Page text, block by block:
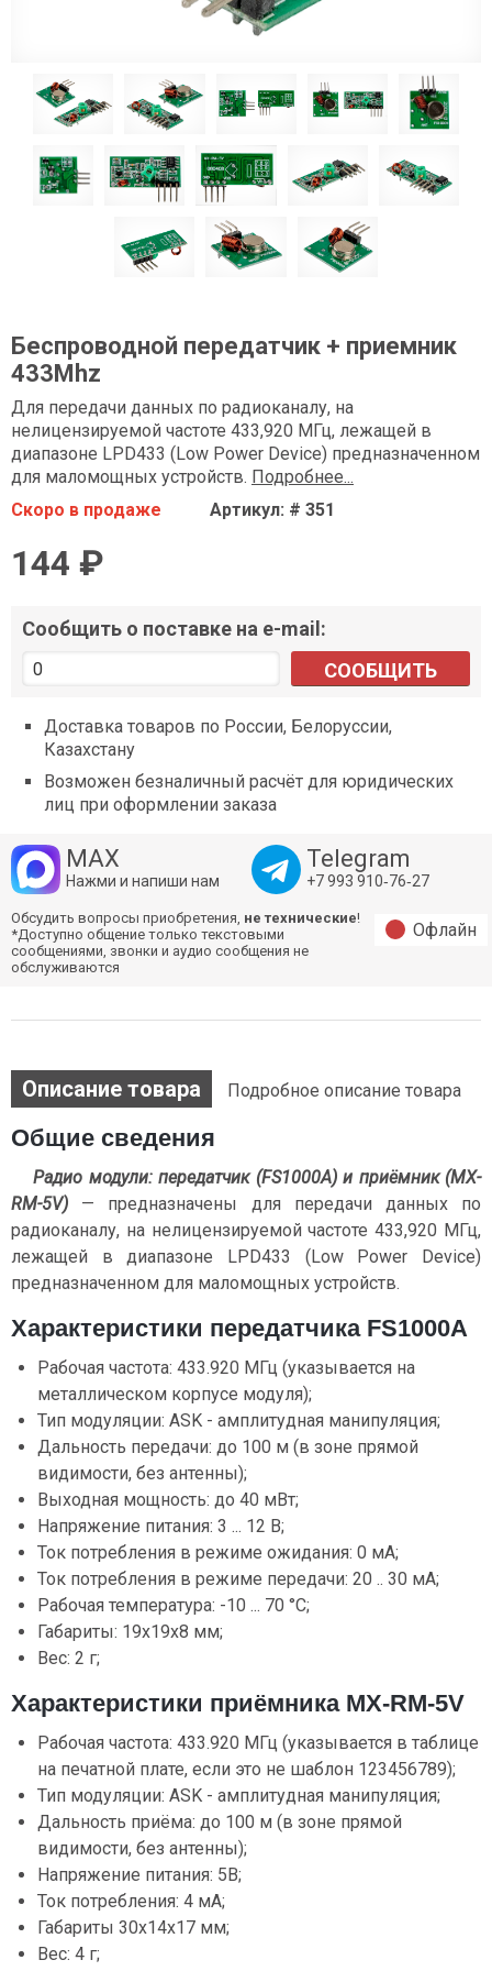
Беспроводной передатчик + приемник
433Mhz
Для передачи данных по радиоканалу, на
нелицензируемой частоте 433,920 МГц, лежащей в
диапазоне LPD433 (Low Power Device) предназначенном
для маломощных устройств. Подробнее...
Скоро в продаже
Артикул: # 351
144 ₽
Сообщить о поставке на e-mail:
СООБЩИТЬ
Доставка товаров по России, Белоруссии,
Казахстану
Возможен безналичный расчёт для юридических
лиц при оформлении заказа
MAX
Нажми и напиши нам
Telegram
+7 993 910‑76‑27
Обсудить вопросы приобретения, не технические!
*Доступно общение только текстовыми
сообщениями, звонки и аудио сообщения не
обслуживаются
Офлайн
Описание товара Подробное описание товара
Общие сведения
Радио модули: передатчик (FS1000A) и приёмник (MX-
RM-5V) — предназначены для передачи данных по
радиоканалу, на нелицензируемой частоте 433,920 МГц,
лежащей в диапазоне LPD433 (Low Power Device)
предназначенном для маломощных устройств.
Характеристики передатчика FS1000A
Рабочая частота: 433.920 МГц (указывается на
металлическом корпусе модуля);
Тип модуляции: ASK - амплитудная манипуляция;
Дальность передачи: до 100 м (в зоне прямой
видимости, без антенны);
Выходная мощность: до 40 мВт;
Напряжение питания: 3 ... 12 В;
Ток потребления в режиме ожидания: 0 мА;
Ток потребления в режиме передачи: 20 .. 30 мА;
Рабочая температура: -10 ... 70 °C;
Габариты: 19х19х8 мм;
Вес: 2 г;
Характеристики приёмника MX-RM-5V
Рабочая частота: 433.920 МГц (указывается в таблице
на печатной плате, если это не шаблон 123456789);
Тип модуляции: ASK - амплитудная манипуляция;
Дальность приёма: до 100 м (в зоне прямой
видимости, без антенны);
Напряжение питания: 5В;
Ток потребления: 4 мА;
Габариты 30х14х17 мм;
Вес: 4 г;